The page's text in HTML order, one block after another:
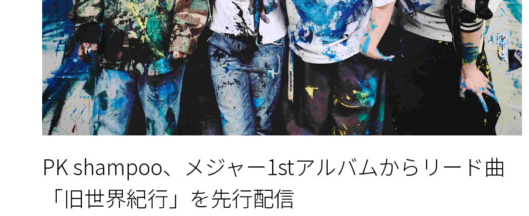
PK shampoo、メジャー1stアルバムからリード曲
「旧世界紀行」を先行配信